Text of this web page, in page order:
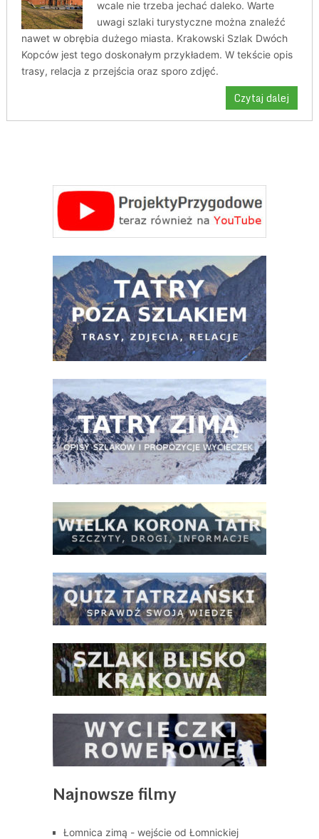
wcale nie trzeba jechać daleko. Warte
uwagi szlaki turystyczne można znaleźć
nawet w obrębia dużego miasta. Krakowski Szlak Dwóch
Kopców jest tego doskonałym przykładem. W tekście opis
trasy, relacja z przejścia oraz sporo zdjęć.
Czytaj dalej
Najnowsze filmy
Łomnica zimą - wejście od Łomnickiej